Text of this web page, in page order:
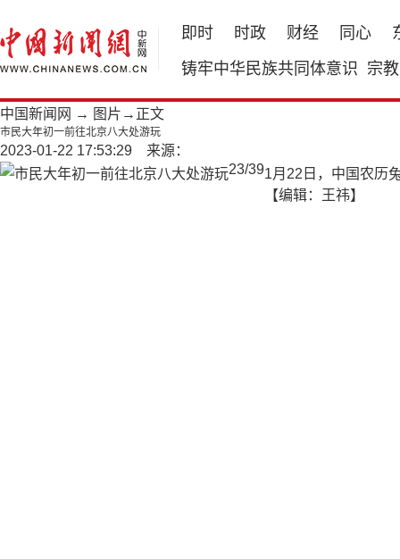
即时 时政 财经 同心
铸牢中华民族共同体意识 宗教
中国新闻网 → 图片 →正文
市民大年初一前往北京八大处游玩
2023-01-22 17:53:29 来源：
23/391月22日，中国农历
【编辑：王祎】